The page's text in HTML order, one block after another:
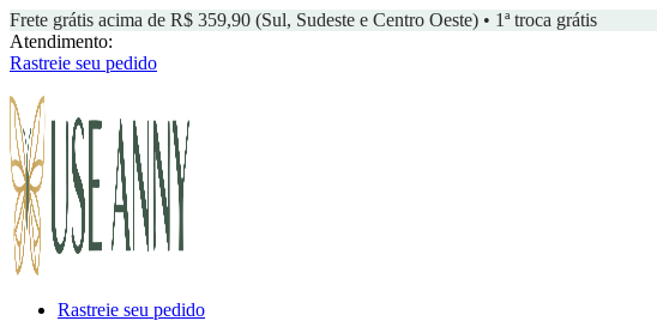
Frete grátis acima de R$ 359,90 (Sul, Sudeste e Centro Oeste) • 1ª troca grátis
Atendimento:
Rastreie seu pedido
Rastreie seu pedido